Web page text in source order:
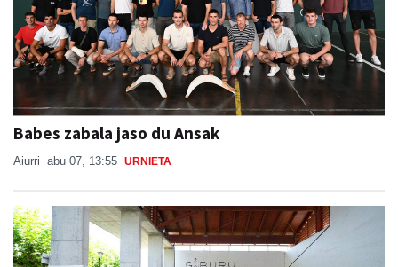
Babes zabala jaso du Ansak
Aiurri abu 07, 13:55 URNIETA